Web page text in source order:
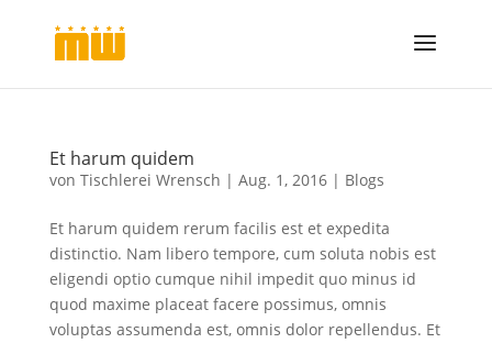
Et harum quidem
von Tischlerei Wrensch | Aug. 1, 2016| Blogs
Et harum quidem rerum facilis est et expedita
distinctio. Nam libero tempore, cum soluta nobis est
eligendi optio cumque nihil impedit quo minus id
quod maxime placeat facere possimus, omnis
voluptas assumenda est, omnis dolor repellendus. Et